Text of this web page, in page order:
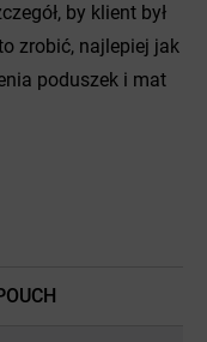
by klient był
zrobić, najlepiej jak
poduszek i mat